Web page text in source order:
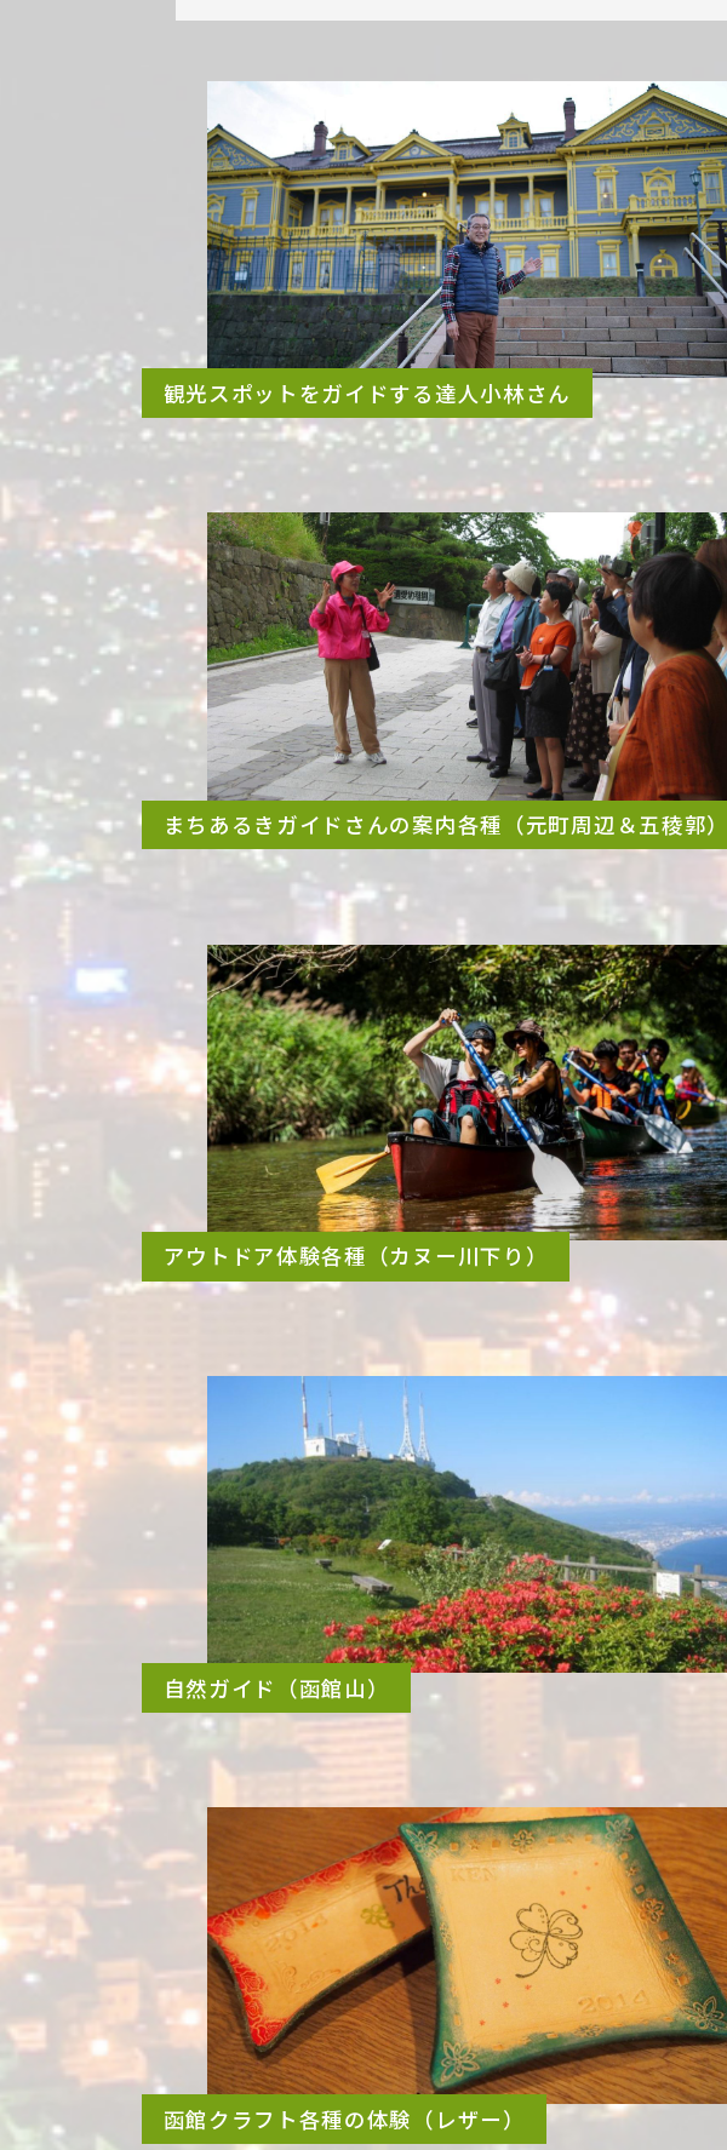
観光スポットをガイドする達人小林さん
まちあるきガイドさんの案内各種（元町周辺＆五稜郭）
アウトドア体験各種（カヌー川下り）
自然ガイド（函館山）
函館クラフト各種の体験（レザー）